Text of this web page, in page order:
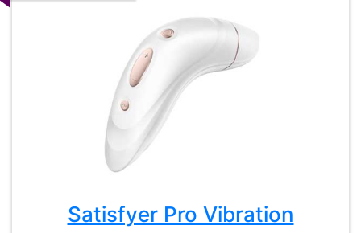
Satisfyer Pro Vibration